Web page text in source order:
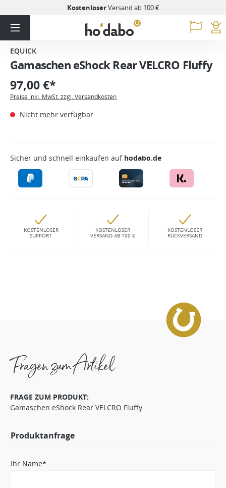
KostenloserVersand ab 100 €
EQUICK
Gamaschen eShock Rear VELCRO Fluffy
97,00 €*
Preise inkl. MwSt. zzgl. Versandkosten
Nicht mehr verfügbar
Sicher und schnell einkaufen auf hodabo.de
KOSTENLOSER
SUPPORT
KOSTENLOSER
VERSAND AB 100 €
KOSTENLOSER
RÜCKVERSAND
Fragen zum Artikel
FRAGE ZUM PRODUKT:
Gamaschen eShock Rear VELCRO Fluffy
Produktanfrage
Ihr Name*